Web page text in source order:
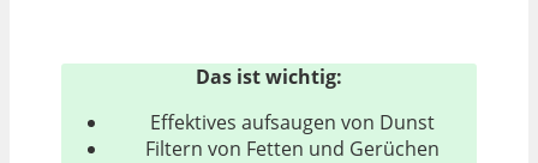
Das ist wichtig:
Effektives aufsaugen von Dunst
Filtern von Fetten und Gerüchen